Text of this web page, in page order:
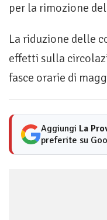
per la rimozione
La riduzione delle
effetti sulla
fasce orarie di
Aggiungi La
preferite su